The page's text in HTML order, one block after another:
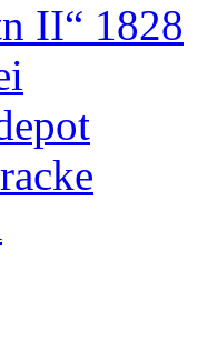
II“ 1828